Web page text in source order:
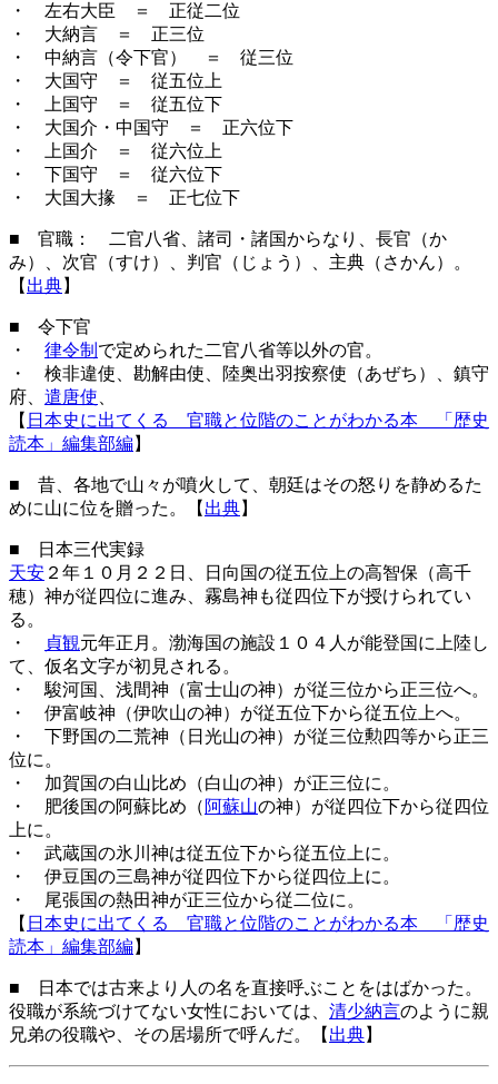
・ 左右大臣 ＝ 正従二位
・ 大納言 ＝ 正三位
・ 中納言（令下官） ＝ 従三位
・ 大国守 ＝ 従五位上
・ 上国守 ＝ 従五位下
・ 大国介・中国守 ＝ 正六位下
・ 上国介 ＝ 従六位上
・ 下国守 ＝ 従六位下
・ 大国大掾 ＝ 正七位下
■ 官職： 二官八省、諸司・諸国からなり、長官（か
み）、次官（すけ）、判官（じょう）、主典（さかん）。
【 出典】
■ 令下官
・ 律令制 で定められた二官八省等以外の官。
・ 検非違使、勘解由使、陸奥出羽按察使（あぜち）、鎮守
府、 遣唐使
【 日本史に出てくる 官職と位階のことがわかる本 「歴史
読本」編集部編】
■ 昔、各地で山々が噴火して、朝廷はその怒りを静めるた
めに山に位を贈った。【 出典】
■ 日本三代実録
天安 ２年１０月２２日、日向国の従五位上の高智保（高千
穂）神が従四位に進み、霧島神も従四位下が授けられてい
る。
・
貞観元年正月。渤海国の施設１０４人が能登国に上陸し
て、仮名文字が初見される。
・ 駿河国、浅間神（富士山の神）が従三位から正三位へ。
・ 伊富岐神（伊吹山の神）が従五位下から従五位上へ。
・ 下野国の二荒神（日光山の神）が従三位勲四等から正三
位に。
・ 加賀国の白山比め（白山の神）が正三位に。
・ 肥後国の阿蘇比め（ 阿蘇山の神）が従四位下から従四位
上に。
・ 武蔵国の氷川神は従五位下から従五位上に。
・ 伊豆国の三島神が従四位下から従四位上に。
・ 尾張国の熱田神が正三位から従二位に。
【 日本史に出てくる 官職と位階のことがわかる本 「歴史
読本」編集部編】
■ 日本では古来より人の名を直接呼ぶことをはばかった。
役職が系統づけてない女性においては、 清少納言のように親
兄弟の役職や、その居場所で呼んだ。【 出典】